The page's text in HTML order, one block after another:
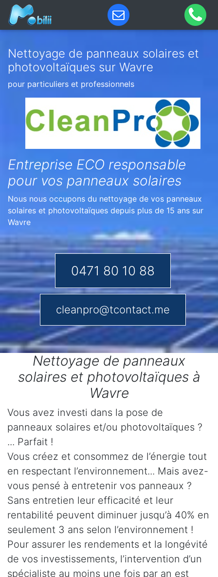
Nettoyage de panneaux solaires et
photovoltaïques sur Wavre
pour particuliers et professionnels
Entreprise ECO responsable
pour vos panneaux solaires
Nous nous occupons du nettoyage de vos panneaux
solaires et photovoltaïques depuis plus de 15 ans sur
Wavre
0471 80 10 88
cleanpro@tcontact.me
Nettoyage de panneaux
solaires et photovoltaïques à
Wavre
Vous avez investi dans la pose de
panneaux solaires et/ou photovoltaïques ?
... Parfait !
Vous créez et consommez de l’énergie tout
en respectant l’environnement... Mais avez-
vous pensé à entretenir vos panneaux ?
Sans entretien leur efficacité et leur
rentabilité peuvent diminuer jusqu’à 40% en
seulement 3 ans selon l’environnement !
Pour assurer les rendements et la longévité
de vos investissements, l’intervention d’un
spécialiste au moins une fois par an est